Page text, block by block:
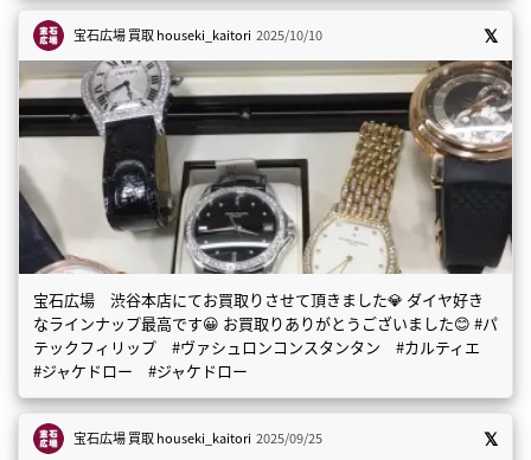
宝石広場 買取houseki_kaitori 2025/10/10
宝石広場 渋谷本店にてお買取りさせて頂きました💎 ダイヤ好き
なラインナップ最高です😀 お買取りありがとうございました😊 #パ
テックフィリップ #ヴァシュロンコンスタンタン #カルティエ
#ジャケドロー #ジャケドロー
宝石広場 買取houseki_kaitori 2025/09/25